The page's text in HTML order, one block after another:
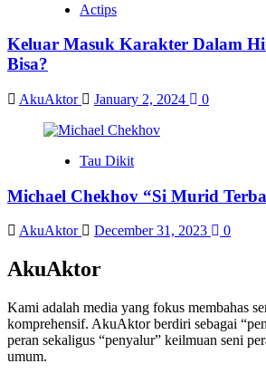
Actips
Keluar Masuk Karakter Dalam
Bisa?
AkuAktor January 2, 2024 0
Tau Dikit
Michael Chekhov “Si Murid
AkuAktor December 31, 2023 0
AkuAktor
Kami adalah media yang fokus membahas
komprehensif. AkuAktor berdiri sebagai
peran sekaligus “penyalur” keilmuan seni
umum.